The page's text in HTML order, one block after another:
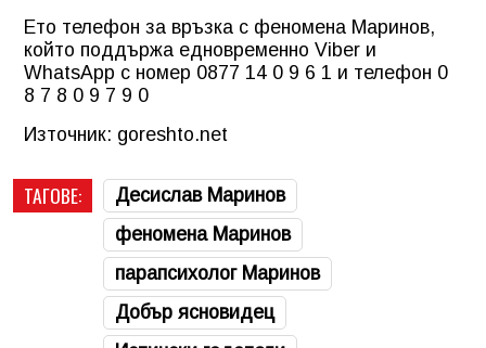
Ето телефон за връзка с феномена Маринов,
който поддържа едновременно Viber и
WhatsApp с номер 0877 14 0 9 6 1 и телефон 0
8 7 8 0 9 7 9 0
Източник: goreshto.net
ТАГОВЕ:
Десислав Маринов
феномена Маринов
парапсихолог Маринов
Добър ясновидец